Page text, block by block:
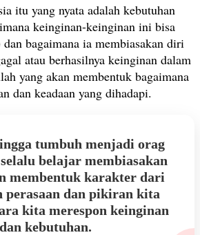
itu yang nyata adalah kebutuhan
keinginan-keinginan ini bisa
bagaimana ia membiasakan diri
atau berhasilnya keinginan dalam
yang akan membentuk bagaimana
dan keadaan yang dihadapi.
tumbuh menjadi orag
belajar membiasakan
membentuk karakter dari
perasaan dan pikiran kita
kita merespon keinginan
dan kebutuhan.